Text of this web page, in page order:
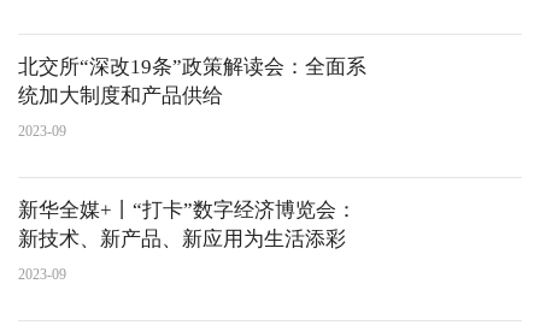
北交所“深改19条”政策解读会：全面系
统加大制度和产品供给
2023-09
新华全媒+丨“打卡”数字经济博览会：
新技术、新产品、新应用为生活添彩
2023-09